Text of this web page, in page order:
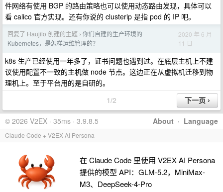
件网络有使用 BGP 的路由策略也可以使用动态路由发现，具体可以
看 calico 官方实现。还有你说的 clusterip 是指 pod 的 IP 吧。
回复了 Haujilo 创建的主题 › 你们自建的生产环境的
Kubernetes，是怎样运维管理的？
2020 年 6 月
11 日
k8s 生产已经使用一年多了，证书问题也遇到过。在底层主机上不建
议使用配置不一致的主机做 node 节点。这边正在从虚拟机迁移到物
理机上。至于平台用的是自研的。
1/2
About · Language
© 2026 V2EX · 35ms · 3.9.8.5
Claude Code + V2EX AI Persona
在 Claude Code 里使用 V2EX AI Persona
提供的模型 API：GLM-5.2，MiniMax-
M3、DeepSeek-4-Pro